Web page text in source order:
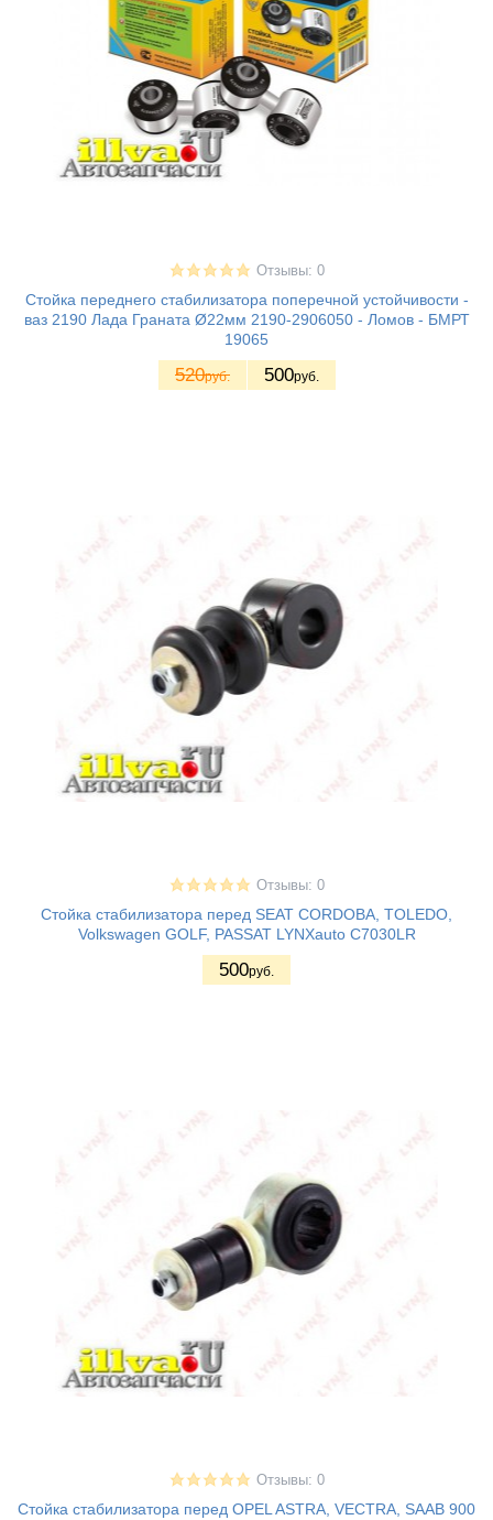
Отзывы: 0
Стойка переднего стабилизатора поперечной устойчивости -
ваз 2190 Лада Граната Ø22мм 2190-2906050 - Ломов - БМРТ
19065
520руб. 500руб.
Отзывы: 0
Стойка стабилизатора перед SEAT CORDOBA, TOLEDO,
Volkswagen GOLF, PASSAT LYNXauto C7030LR
500руб.
Отзывы: 0
Стойка стабилизатора перед OPEL ASTRA, VECTRA, SAAB 900